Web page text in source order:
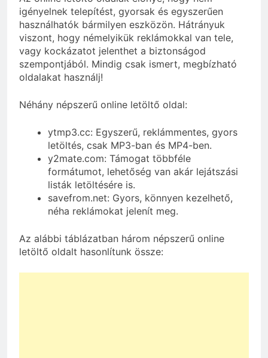
igényelnek telepítést, gyorsak és egyszerűen
használhatók bármilyen eszközön. Hátrányuk
viszont, hogy némelyikük reklámokkal van tele,
vagy kockázatot jelenthet a biztonságod
szempontjából. Mindig csak ismert, megbízható
oldalakat használj!
Néhány népszerű online letöltő oldal:
ytmp3.cc: Egyszerű, reklámmentes, gyors
letöltés, csak MP3-ban és MP4-ben.
y2mate.com: Támogat többféle
formátumot, lehetőség van akár lejátszási
listák letöltésére is.
savefrom.net: Gyors, könnyen kezelhető,
néha reklámokat jelenít meg.
Az alábbi táblázatban három népszerű online
letöltő oldalt hasonlítunk össze: